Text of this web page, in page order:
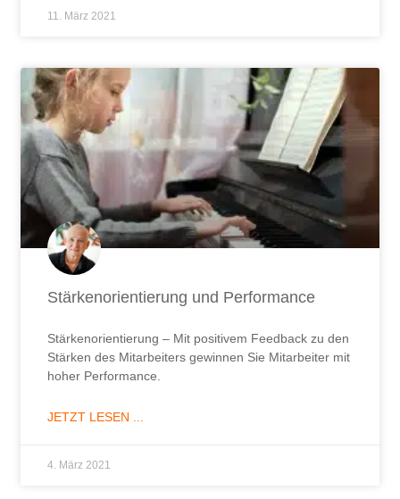
11. März 2021
Stärkenorientierung und Performance
Stärkenorientierung – Mit positivem Feedback zu den
Stärken des Mitarbeiters gewinnen Sie Mitarbeiter mit
hoher Performance.
JETZT LESEN ...
4. März 2021